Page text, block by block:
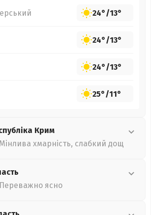
24°/13°
24°/13°
24°/13°
25°/11°
Крим
Мінлива хмарність, слабкий дощ
Переважно ясно